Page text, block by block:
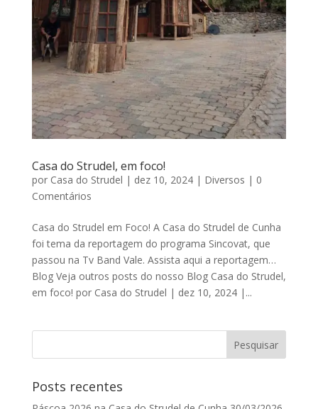
Casa do Strudel, em foco!
por Casa do Strudel | dez 10, 2024| Diversos | 0
Comentários
Casa do Strudel em Foco! A Casa do Strudel de Cunha
foi tema da reportagem do programa Sincovat, que
passou na Tv Band Vale. Assista aqui a reportagem…
Blog Veja outros posts do nosso Blog Casa do Strudel,
em foco! por Casa do Strudel | dez 10, 2024 |...
Posts recentes